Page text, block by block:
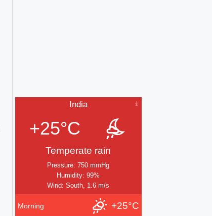
India
+25°C
Temperate rain
Pressure: 750 mmHg
Humidity: 99%
Wind: South, 1.6 m/s
Morning +25°C